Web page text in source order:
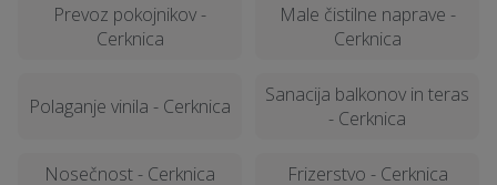
Prevoz pokojnikov -
Cerknica
Male čistilne naprave -
Cerknica
Polaganje vinila - Cerknica
Sanacija balkonov in teras
- Cerknica
Nosečnost - Cerknica Frizerstvo - Cerknica